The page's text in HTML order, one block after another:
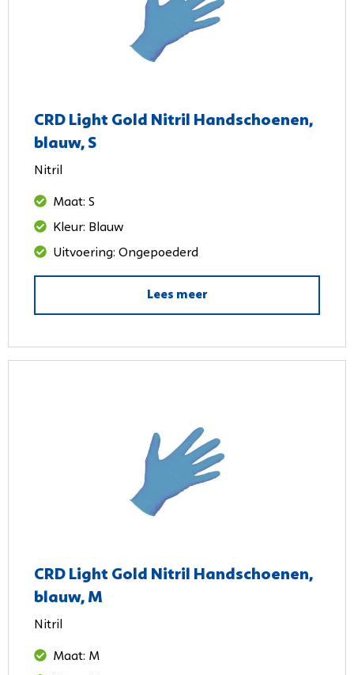
CRD Light Gold Nitril Handschoenen,
blauw, S
Nitril
Maat: S
Kleur: Blauw
Uitvoering: Ongepoederd
Lees meer
CRD Light Gold Nitril Handschoenen,
blauw, M
Nitril
Maat: M